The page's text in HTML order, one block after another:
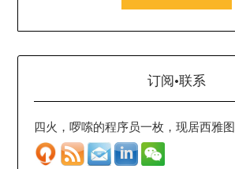
订阅·联系
四火，啰嗦的程序员一枚，现居西雅图